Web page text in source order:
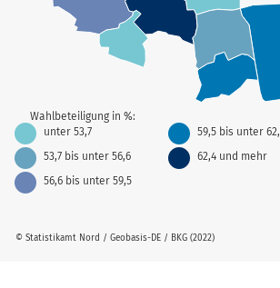
© Statistikamt Nord / Geobasis-DE / BKG (2022)
Wahlbeteiligung in %:
unter 53,7
53,7 bis unter 56,6
56,6 bis unter 59,5
59,5 bis unter
62,4 und mehr